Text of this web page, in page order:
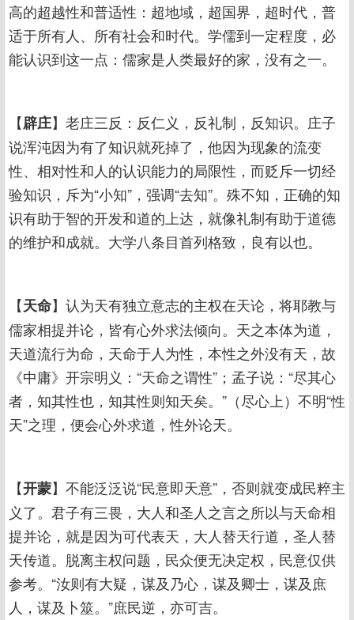
高的超越性和普适性：超地域，超国界，超时代，普
适于所有人、所有社会和时代。学儒到一定程度，必
能认识到这一点：儒家是人类最好的家，没有之一。
【辟庄】老庄三反：反仁义，反礼制，反知识。庄子
说浑沌因为有了知识就死掉了，他因为现象的流变
性、相对性和人的认识能力的局限性，而贬斥一切经
验知识，斥为“小知”，强调“去知”。殊不知，正确的知
识有助于智的开发和道的上达，就像礼制有助于道德
的维护和成就。大学八条目首列格致，良有以也。
【天命】认为天有独立意志的主权在天论，将耶教与
儒家相提并论，皆有心外求法倾向。天之本体为道，
天道流行为命，天命于人为性，本性之外没有天，故
《中庸》开宗明义：“天命之谓性”；孟子说：“尽其心
者，知其性也，知其性则知天矣。”（尽心上）不明“性
天”之理，便会心外求道，性外论天。
【开蒙】不能泛泛说“民意即天意”，否则就变成民粹主
义了。君子有三畏，大人和圣人之言之所以与天命相
提并论，就是因为可代表天，大人替天行道，圣人替
天传道。脱离主权问题，民众便无决定权，民意仅供
参考。“汝则有大疑，谋及乃心，谋及卿士，谋及庶
人，谋及卜筮。”庶民逆，亦可吉。